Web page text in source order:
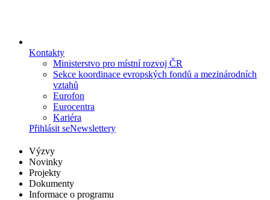
Kontakty
Ministerstvo pro místní rozvoj ČR
Sekce koordinace evropských fondů a mezinárodních
vztahů
Eurofon
Eurocentra
Kariéra
Přihlásit seNewslettery
Výzvy
Novinky
Projekty
Dokumenty
Informace o programu